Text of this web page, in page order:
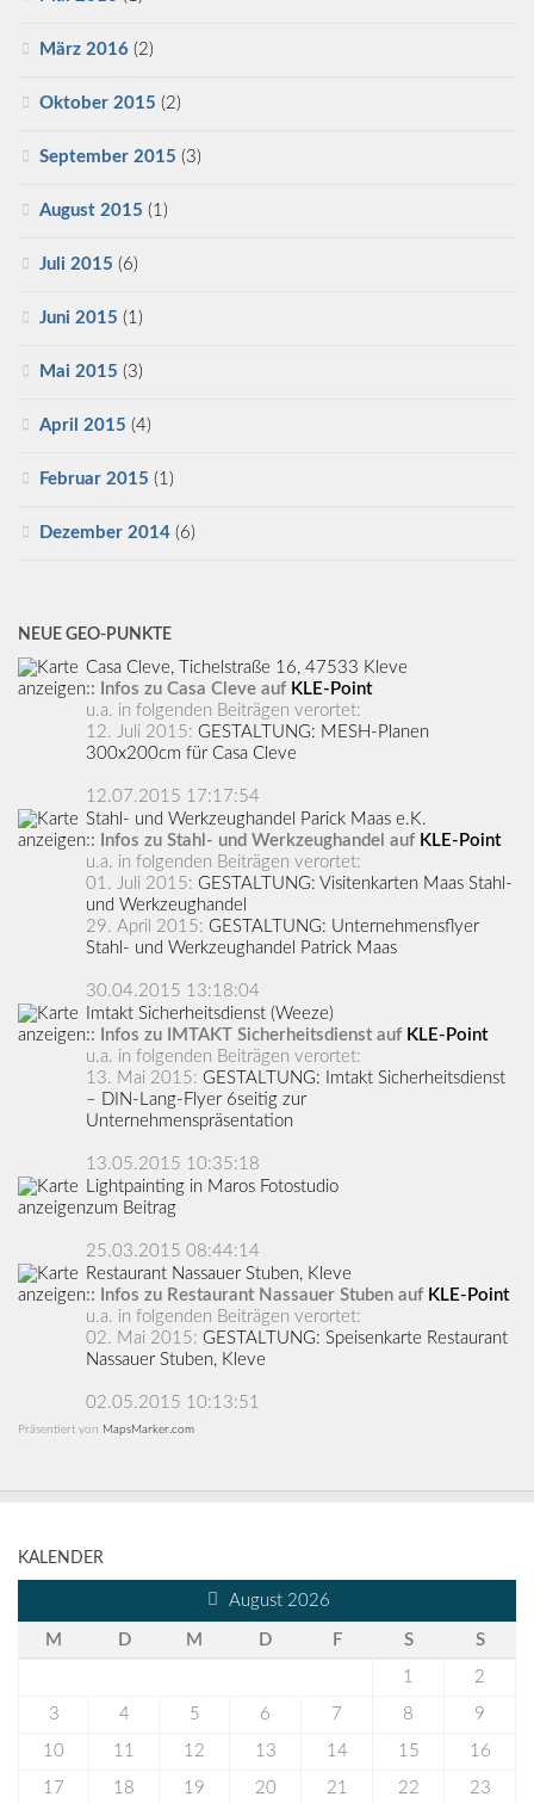
März 2016 (2)
Oktober 2015 (2)
September 2015 (3)
August 2015 (1)
Juli 2015 (6)
Juni 2015 (1)
Mai 2015 (3)
April 2015 (4)
Februar 2015 (1)
Dezember 2014 (6)
NEUE GEO-PUNKTE
Casa Cleve, Tichelstraße 16, 47533 Kleve
:: Infos zu Casa Cleve auf KLE-Point
u.a. in folgenden Beiträgen verortet:
12. Juli 2015: GESTALTUNG: MESH-Planen
300x200cm für Casa Cleve
12.07.2015 17:17:54
Stahl- und Werkzeughandel Parick Maas e.K.
:: Infos zu Stahl- und Werkzeughandel auf KLE-Point
u.a. in folgenden Beiträgen verortet:
01. Juli 2015: GESTALTUNG: Visitenkarten Maas Stahl-
und Werkzeughandel
29. April 2015: GESTALTUNG: Unternehmensflyer
Stahl- und Werkzeughandel Patrick Maas
30.04.2015 13:18:04
Imtakt Sicherheitsdienst (Weeze)
:: Infos zu IMTAKT Sicherheitsdienst auf KLE-Point
u.a. in folgenden Beiträgen verortet:
13. Mai 2015: GESTALTUNG: Imtakt Sicherheitsdienst
– DIN-Lang-Flyer 6seitig zur
Unternehmenspräsentation
13.05.2015 10:35:18
Lightpainting in Maros Fotostudio
zum Beitrag
25.03.2015 08:44:14
Restaurant Nassauer Stuben, Kleve
:: Infos zu Restaurant Nassauer Stuben auf KLE-Point
u.a. in folgenden Beiträgen verortet:
02. Mai 2015: GESTALTUNG: Speisenkarte Restaurant
Nassauer Stuben, Kleve
02.05.2015 10:13:51
Präsentiert von MapsMarker.com
KALENDER
August 2026
M D M D F S S
1 2
3 4 5 6 7 8 9
10 11 12 13 14 15 16
17 18 19 20 21 22 23